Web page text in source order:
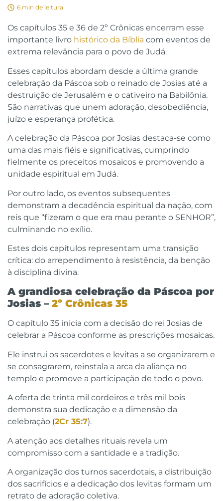
6 min de leitura
Os capítulos 35 e 36 de 2º Crônicas encerram esse
importante livro histórico da Bíblia com eventos de
extrema relevância para o povo de Judá.
Esses capítulos abordam desde a última grande
celebração da Páscoa sob o reinado de Josias até a
destruição de Jerusalém e o cativeiro na Babilônia.
São narrativas que unem adoração, desobediência,
juízo e esperança profética.
A celebração da Páscoa por Josias destaca-se como
uma das mais fiéis e significativas, cumprindo
fielmente os preceitos mosaicos e promovendo a
unidade espiritual em Judá.
Por outro lado, os eventos subsequentes
demonstram a decadência espiritual da nação, com
reis que “fizeram o que era mau perante o SENHOR”,
culminando no exílio.
Estes dois capítulos representam uma transição
crítica: do arrependimento à resistência, da benção
à disciplina divina.
A grandiosa celebração da Páscoa por
Josias – 2º Crônicas 35
O capítulo 35 inicia com a decisão do rei Josias de
celebrar a Páscoa conforme as prescrições mosaicas.
Ele instrui os sacerdotes e levitas a se organizarem e
se consagrarem, reinstala a arca da aliança no
templo e promove a participação de todo o povo.
A oferta de trinta mil cordeiros e três mil bois
demonstra sua dedicação e a dimensão da
celebração (2Cr 35:7).
A atenção aos detalhes rituais revela um
compromisso com a santidade e a tradição.
A organização dos turnos sacerdotais, a distribuição
dos sacrifícios e a dedicação dos levitas formam um
retrato de adoração coletiva.